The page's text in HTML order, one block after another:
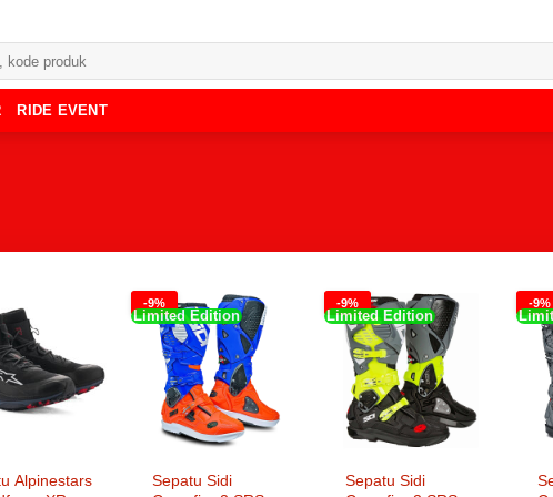
RIDE EVENT
Alpinestars
-9%
Limited Edition
Sepatu Sidi
-9%
Limited Edition
Sepatu Sidi
-9%